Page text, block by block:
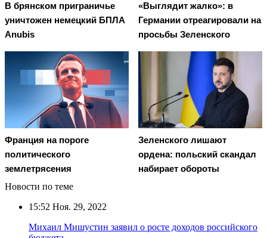
В брянском приграничье
уничтожен немецкий БПЛА
Anubis
«Выглядит жалко»: в
Германии отреагировали на
просьбы Зеленского
Франция на пороге
политического
землетрясения
Зеленского лишают
ордена: польский скандал
набирает обороты
Новости по теме
15:52 Ноя. 29, 2022
Михаил Мишустин заявил о росте доходов российского